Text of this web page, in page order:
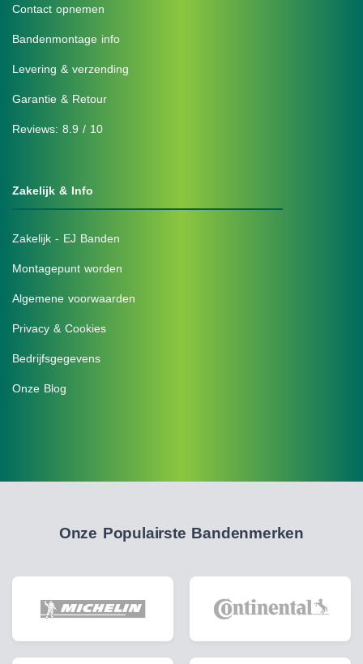
Contact opnemen
Bandenmontage info
Levering & verzending
Garantie & Retour
Reviews: 8.9 / 10
Zakelijk & Info
Zakelijk - EJ Banden
Montagepunt worden
Algemene voorwaarden
Privacy & Cookies
Bedrijfsgegevens
Onze Blog
Onze Populairste Bandenmerken